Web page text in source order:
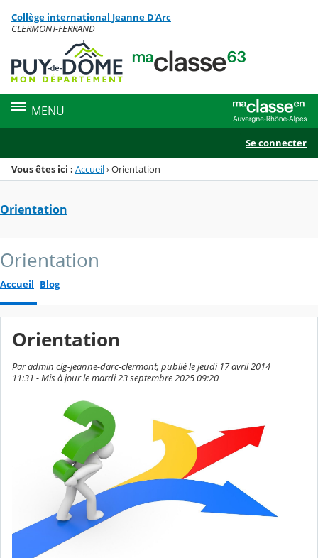
Menu de la rubrique
Contenu
Collège international Jeanne D'Arc
CLERMONT-FERRAND
MENU
Se connecter
Vous êtes ici : Accueil›Orientation
Orientation
Orientation
Accueil Blog
Orientation
Par admin clg-jeanne-darc-clermont, publié le jeudi 17 avril 2014
11:31 - Mis à jour le mardi 23 septembre 2025 09:20